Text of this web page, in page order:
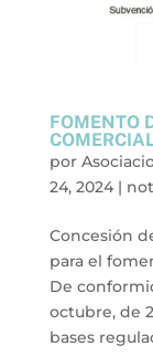
FOMENTO
por
24, 2024|
Concesión
para el
De
octubre, de
bases